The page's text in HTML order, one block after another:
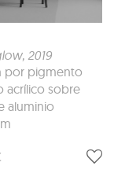
, 2019
por pigmento
acrílico sobre
aluminio